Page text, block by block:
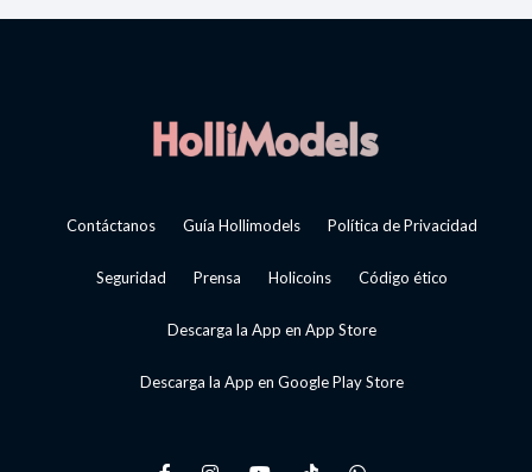
Contáctanos Guía Hollimodels Política de Privacidad
Seguridad Prensa Holicoins Código ético
Descarga la App en App Store
Descarga la App en Google Play Store